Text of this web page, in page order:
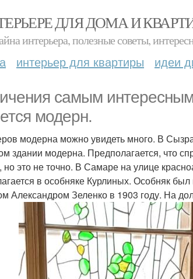
ДЛЯ ДОМА И
интерьера, полезные советы,
интерьер для квартиры идеи
самым
модерн.
модерна можно увидеть много. В
здании модерна. Предполагается, что
это не точно. В Самаре на улице
в особняке Курлиных. Особняк
Александром Зеленко в 1903 году. На